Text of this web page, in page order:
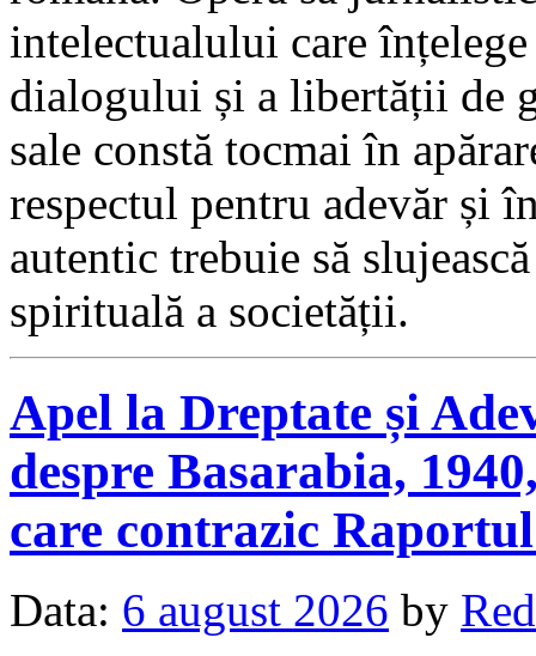
intelectualului care
dialogului și a libertății de
sale constă tocmai în
respectul pentru adevăr și
autentic trebuie să
spirituală a societății.
Apel la Dreptate și
despre Basarabia,
care contrazic
Data: 6 august 2026 by